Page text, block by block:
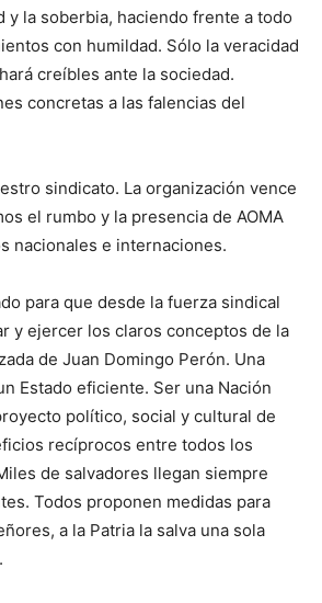
y la soberbia, haciendo frente a todo
con humildad. Sólo la veracidad
creíbles ante la sociedad.
concretas a las falencias del
sindicato. La organización vence
el rumbo y la presencia de AOMA
nacionales e internaciones.
para que desde la fuerza sindical
y ejercer los claros conceptos de la
de Juan Domingo Perón. Una
Estado eficiente. Ser una Nación
político, social y cultural de
recíprocos entre todos los
de salvadores llegan siempre
Todos proponen medidas para
a la Patria la salva una sola